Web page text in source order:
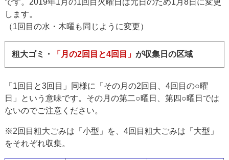
です。2019年1月の1回目火曜日は元日のため1月8日に変更
します。
（1回目の水・木曜も同じように変更）
粗大ゴミ・ 「月の2回目と4回目」が収集日の区域
「1回目と3回目」同様に「その月の2回目、4回目の○曜
日」という意味です。その月の第二○曜日、第四○曜日では
ないのでご注意ください。
※2回目粗大ごみは「小型」を、4回目粗大ごみは「大型」
をそれぞれ収集。